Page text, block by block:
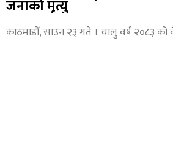
जनाको मृत्यु
काठमाडौँ, साउन २३ गते । चालु वर्ष २०८३